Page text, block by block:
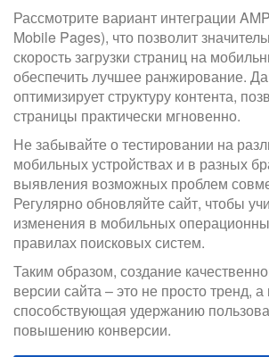
Рассмотрите вариант интеграции
Mobile Pages), что позволит
скорость загрузки страниц на
обеспечить лучшее ранжирование.
оптимизирует структуру контента,
страницы практически мгновенно.
Не забывайте о тестировании на
мобильных устройствах и в разных
выявления возможных проблем
Регулярно обновляйте сайт, чтобы
изменения в мобильных
правилах поисковых систем.
Таким образом, создание
версии сайта – это не просто тренд,
способствующая удержанию
повышению конверсии.